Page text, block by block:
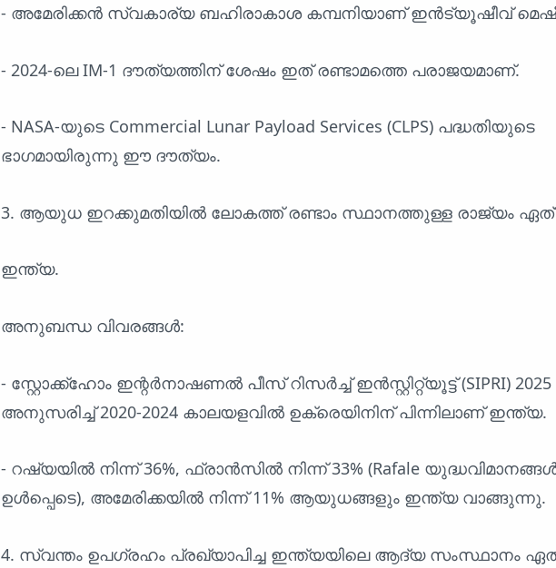
- അമേരിക്കൻ സ്വകാര്യ ബഹിരാകാശ കമ്പനിയാണ് ഇൻട്യൂഷീവ്
- 2024-ലെ IM-1 ദൗത്യത്തിന് ശേഷം ഇത് രണ്ടാമത്തെ പരാജയമാണ്.
- NASA-യുടെ Commercial Lunar Payload Services (CLPS) പദ്ധതിയുടെ
ഭാഗമായിരുന്നു ഈ ദൗത്യം.
3. ആയുധ ഇറക്കുമതിയിൽ ലോകത്ത് രണ്ടാം സ്ഥാനത്തുള്ള രാജ്യം
ഇന്ത്യ.
അനുബന്ധ വിവരങ്ങൾ:
- സ്റ്റോക്ക്‌ഹോം ഇന്റർനാഷണൽ പീസ് റിസർച്ച് ഇൻസ്റ്റിറ്റ്യൂട്ട് (SIPRI) 2025
അനുസരിച്ച് 2020-2024 കാലയളവിൽ ഉക്രെയിനിന് പിന്നിലാണ് ഇന്ത്യ.
- റഷ്യയിൽ നിന്ന് 36%, ഫ്രാൻസിൽ നിന്ന് 33% (Rafale
ഉൾപ്പെടെ), അമേരിക്കയിൽ നിന്ന് 11% ആയുധങ്ങളും ഇന്ത്യ വാങ്ങുന്നു.
4. സ്വന്തം ഉപഗ്രഹം പ്രഖ്യാപിച്ച ഇന്ത്യയിലെ ആദ്യ സംസ്ഥാനം